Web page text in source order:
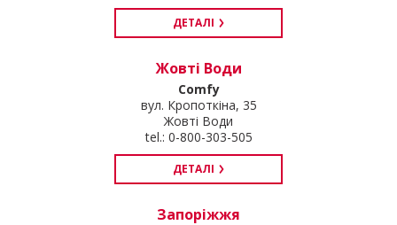
ДЕТАЛІ
Жовті Води
Comfy
вул. Кропоткіна, 35
Жовті Води
tel.: 0-800-303-505
ДЕТАЛІ
Запоріжжя